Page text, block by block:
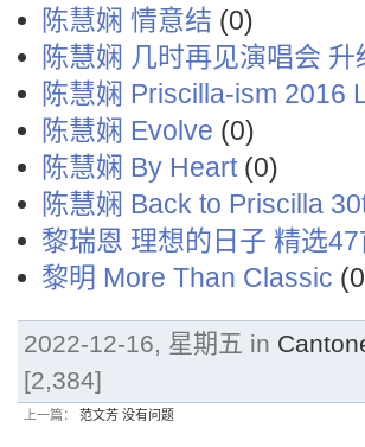
陈慧娴 情意结 (0)
陈慧娴 几时再见演唱会 升
陈慧娴 Priscilla-ism 2016
陈慧娴 Evolve (0)
陈慧娴 By Heart(0)
陈慧娴 Back to Priscilla
黎瑞恩 理想的日子 精选47
黎明 More Than Classic
2022-12-16, 星期五 in
[2,384]
上一篇： 范文芳 没有问题